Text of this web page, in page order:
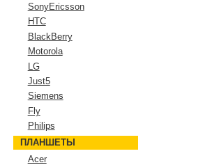
SonyEricsson
HTC
BlackBerry
Motorola
LG
Just5
Siemens
Fly
Philips
ПЛАНШЕТЫ
Acer